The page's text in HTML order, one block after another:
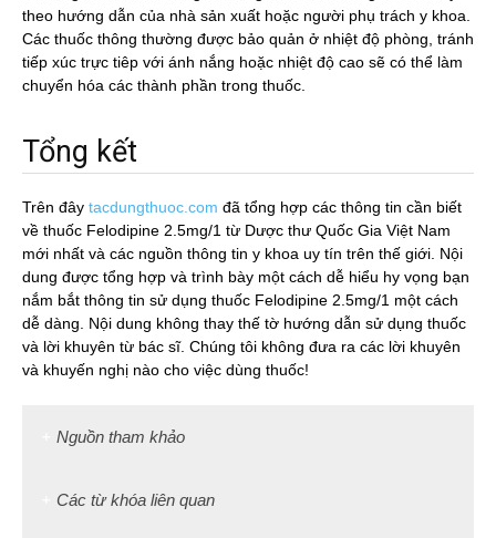
theo hướng dẫn của nhà sản xuất hoặc người phụ trách y khoa.
Các thuốc thông thường được bảo quản ở nhiệt độ phòng, tránh
tiếp xúc trực tiêp với ánh nắng hoặc nhiệt độ cao sẽ có thể làm
chuyển hóa các thành phần trong thuốc.
Tổng kết
Trên đây tacdungthuoc.com đã tổng hợp các thông tin cần biết
về thuốc Felodipine 2.5mg/1 từ Dược thư Quốc Gia Việt Nam
mới nhất và các nguồn thông tin y khoa uy tín trên thế giới. Nội
dung được tổng hợp và trình bày một cách dễ hiểu hy vọng bạn
nắm bắt thông tin sử dụng thuốc Felodipine 2.5mg/1 một cách
dễ dàng. Nội dung không thay thế tờ hướng dẫn sử dụng thuốc
và lời khuyên từ bác sĩ. Chúng tôi không đưa ra các lời khuyên
và khuyến nghị nào cho việc dùng thuốc!
Nguồn tham khảo
Các từ khóa liên quan